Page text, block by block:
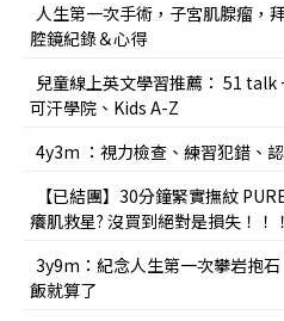
人生第一次手術，子宮肌腺瘤，
腔鏡紀錄＆心得
兒童線上英文學習推薦： 51
可汗學院、Kids A-Z
4y3m ：視力檢查、練習犯錯、
【已結團】30分鐘緊實撫紋
癢肌救星? 沒買到絕對是損失！！！
3y9m：紀念人生第一次攀岩抱
飯就算了